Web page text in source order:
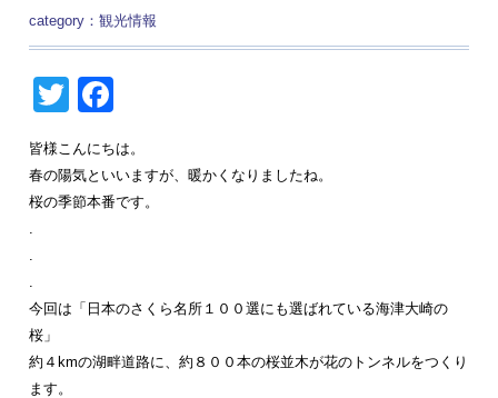
category： 観光情報
Twitter
皆様こんにちは。
春の陽気といいますが、暖かくなりましたね。
桜の季節本番です。
今回は「日本のさくら名所１００選にも選ばれている海津大崎の
桜」
約４kmの湖畔道路に、約８００本の桜並木が花のトンネルをつくり
ます。